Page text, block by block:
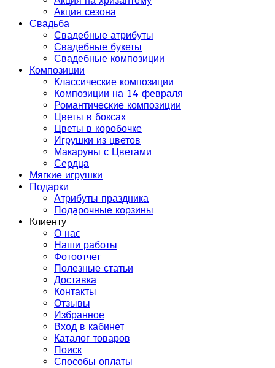
Акция сезона
Свадьба
Свадебные атрибуты
Свадебные букеты
Свадебные композиции
Композиции
Классические композиции
Композиции на 14 февраля
Романтические композиции
Цветы в боксах
Цветы в коробочке
Игрушки из цветов
Макаруны с Цветами
Сердца
Мягкие игрушки
Подарки
Атрибуты праздника
Подарочные корзины
Клиенту
О нас
Наши работы
Фотоотчет
Полезные статьи
Доставка
Контакты
Отзывы
Избранное
Вход в кабинет
Каталог товаров
Поиск
Способы оплаты